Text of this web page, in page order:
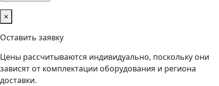
×
Оставить заявку
Цены рассчитываются индивидуально, поскольку они
зависят от комплектации оборудования и региона
доставки.